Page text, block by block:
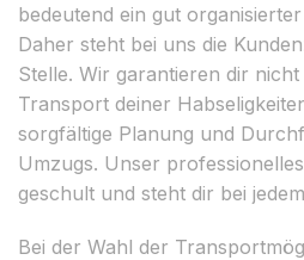
bedeutend ein gut
Daher steht bei uns die
Stelle. Wir garantieren dir
Transport deiner
sorgfältige Planung und
Umzugs. Unser
geschult und steht dir bei
Bei der Wahl der